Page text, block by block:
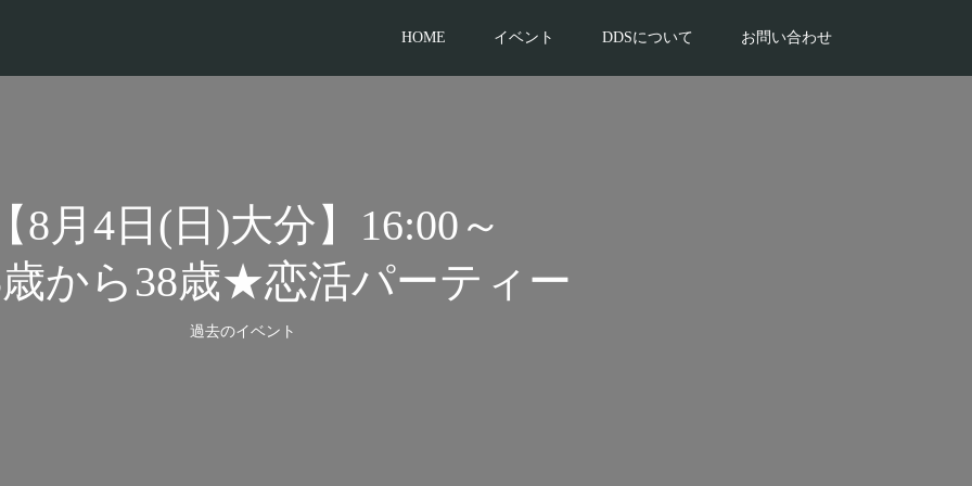
HOME イベント DDSについて お問い合わせ
8月4日(日)大分】16:00～
から38歳★恋活パーティー
過去のイベント